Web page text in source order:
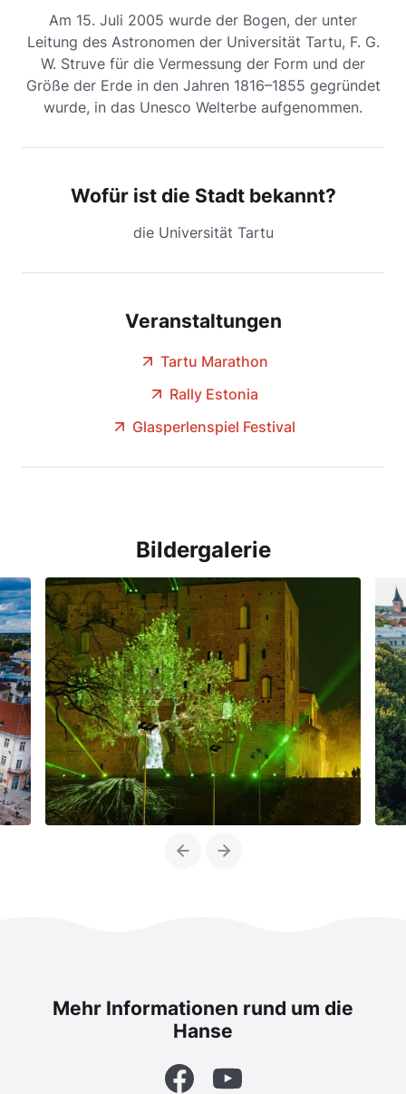
Am 15. Juli 2005 wurde der Bogen, der unter
Leitung des Astronomen der Universität Tartu, F. G.
W. Struve für die Vermessung der Form und der
Größe der Erde in den Jahren 1816–1855 gegründet
wurde, in das Unesco Welterbe aufgenommen.
Wofür ist die Stadt bekannt?
die Universität Tartu
Veranstaltungen
Tartu Marathon
Rally Estonia
Glasperlenspiel Festival
Bildergalerie
PreviousNext
Mehr Informationen rund um die
Hanse
FacebookYouTube